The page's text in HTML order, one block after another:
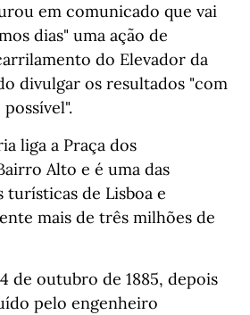
em comunicado que vai
dias" uma ação de
do Elevador da
divulgar os resultados "com
liga a Praça dos
Alto e é uma das
de Lisboa e
mais de três milhões de
de outubro de 1885, depois
pelo engenheiro